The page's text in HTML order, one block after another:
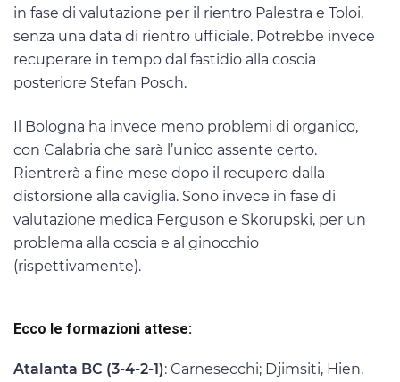
in fase di valutazione per il rientro Palestra e Toloi,
senza una data di rientro ufficiale. Potrebbe invece
recuperare in tempo dal fastidio alla coscia
posteriore Stefan Posch.
Il Bologna ha invece meno problemi di organico,
con Calabria che sarà l’unico assente certo.
Rientrerà a fine mese dopo il recupero dalla
distorsione alla caviglia. Sono invece in fase di
valutazione medica Ferguson e Skorupski, per un
problema alla coscia e al ginocchio
(rispettivamente).
Ecco le formazioni attese:
Atalanta BC (3-4-2-1): Carnesecchi; Djimsiti, Hien,